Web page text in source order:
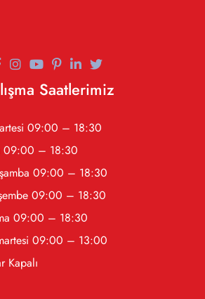
Saatlerimiz
09:00 – 18:30
09:00 – 18:30
09:00 – 18:30
09:00 – 18:30
09:00 – 18:30
09:00 – 13:00
Kapalı